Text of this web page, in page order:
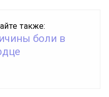
также:
боли в